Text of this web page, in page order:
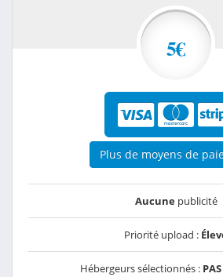
5€
Plus de moyens de
Aucunepublicité
Priorité upload :
Hébergeurs sélectionnés :